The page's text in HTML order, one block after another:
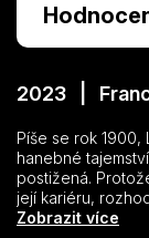
2023 |
Píše se rok 1900,
hanebné
postižená.
její kariéru,
setkává s Marií
Zobrazit více